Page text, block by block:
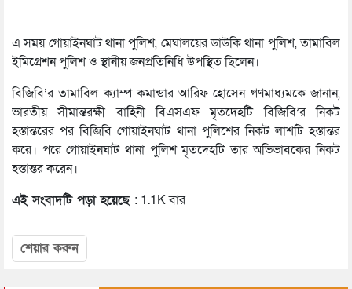
এ সময় গোয়াইনঘাট থানা পুলিশ, মেঘালয়ের ডাউকি থানা পুলিশ, তামাবিল
ইমিগ্রেশন পুলিশ ও স্থানীয় জনপ্রতিনিধি উপস্থিত ছিলেন।
বিজিবি’র তামাবিল ক্যাম্প কমান্ডার আরিফ হোসেন গণমাধ্যমকে জানান,
ভারতীয় সীমান্তরক্ষী বাহিনী বিএসএফ মৃতদেহটি বিজিবি’র নিকট
হস্তান্তরের পর বিজিবি গোয়াইনঘাট থানা পুলিশের নিকট লাশটি হস্তান্তর
করে। পরে গোয়াইনঘাট থানা পুলিশ মৃতদেহটি তার অভিভাবকের নিকট
হস্তান্তর করেন।
এই সংবাদটি পড়া হয়েছে : 1.1K বার
শেয়ার করুন